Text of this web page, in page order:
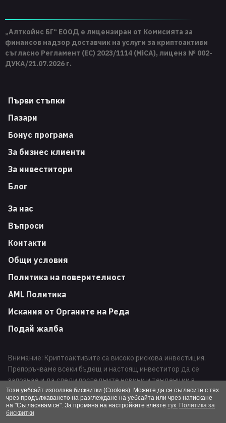
„Алткойнс БГ“ ЕООД е лицензиран от Комисията за
финансов надзор доставчик на услуги за криптоактиви
съгласно Регламент (ЕС) 2023/1114 (MiCA), лиценз № 002-
ДУКА/21.07.2026 г.
Първи стъпки
Пазари
Бонус програма
За бизнес клиенти
За инвеститори
Блог
За нас
Въпроси
Контакти
Общи условия
Политика на поверителност
AML Политика
Искания от Органите на Реда
Подай жалба
Внимание: Криптоактивите са високо рискова инвестиция.
Препоръчваме всеки бъдещ и настоящ инвеститор да се
запознае и да следи последните новини и тенденции в
развитието на този вид финансови инструменти. Търговията
с криптоактиви може да доведе до загуба на Вашата
инвестиция.
Този уебсайт използва бисквитки (Cookies). Можете да се съгласите с тях
чрез продължаването на разглеждане на уебсайта или чрез натискане
на "Съгласявам се". За промяна на настройките влезте тук. Политика за
бисквитки